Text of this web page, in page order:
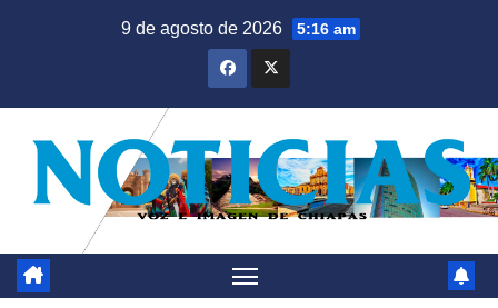
9 de agosto de 2026 5:16 am